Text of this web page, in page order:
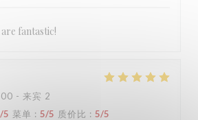
fantastic!
- 来宾 2
/5 菜单 : 5/5 质价比 : 5/5